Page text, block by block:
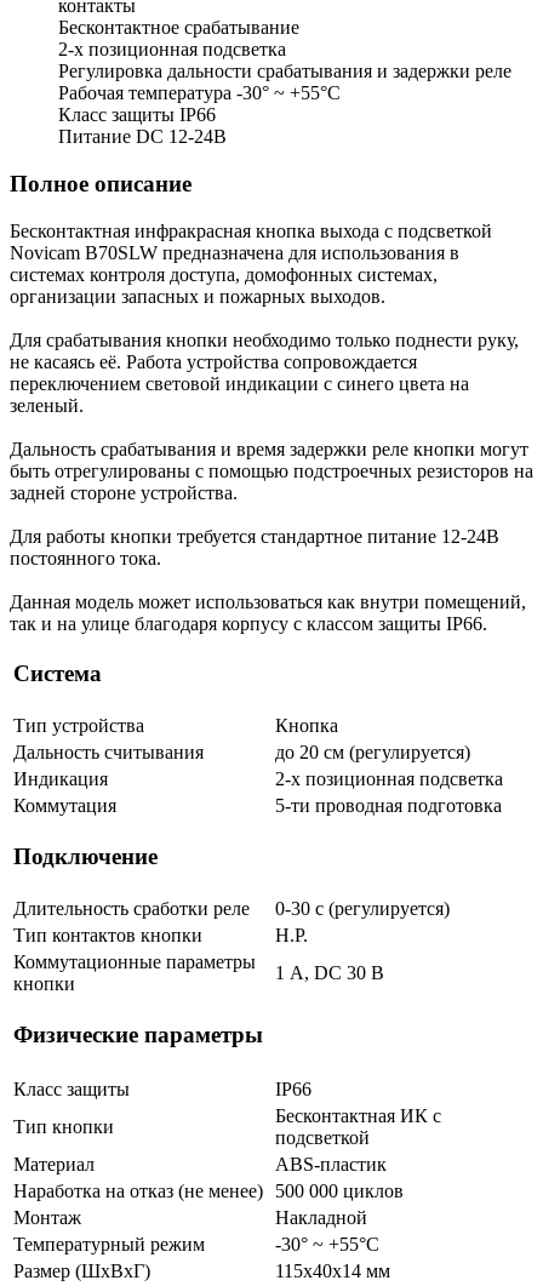
контакты
Бесконтактное срабатывание
2-х позиционная подсветка
Регулировка дальности срабатывания и задержки реле
Рабочая температура -30° ~ +55°С
Класс защиты IP66
Питание DC 12-24В
Полное описание
Бесконтактная инфракрасная кнопка выхода с подсветкой
Novicam B70SLW предназначена для использования в
системах контроля доступа, домофонных системах,
организации запасных и пожарных выходов.
Для срабатывания кнопки необходимо только поднести руку,
не касаясь её. Работа устройства сопровождается
переключением световой индикации с синего цвета на
зеленый.
Дальность срабатывания и время задержки реле кнопки могут
быть отрегулированы с помощью подстроечных резисторов на
задней стороне устройства.
Для работы кнопки требуется стандартное питание 12-24В
постоянного тока.
Данная модель может использоваться как внутри помещений,
так и на улице благодаря корпусу с классом защиты IP66.
Система
Тип устройства
Кнопка
Дальность считывания
до 20 см (регулируется)
Индикация
2-х позиционная подсветка
Коммутация
5-ти проводная подготовка
Подключение
Длительность сработки реле
0-30 с (регулируется)
Тип контактов кнопки
Н.Р.
Коммутационные параметры
кнопки
1 А, DC 30 В
Физические параметры
Класс защиты
IP66
Тип кнопки
Бесконтактная ИК с
подсветкой
Материал
ABS-пластик
Наработка на отказ (не менее)
500 000 циклов
Монтаж
Накладной
Температурный режим
-30° ~ +55°С
Размер (ШxВxГ)
115х40х14 мм